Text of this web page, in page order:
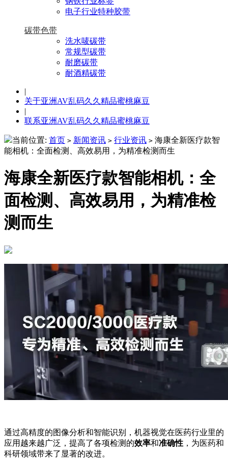
电子行业特种胶带
碳带色带
洗水唛碳带
常规型碳带
耐磨碳带
耐酒精碳带
|
关于亚洲AV乱码久久精品蜜桃麻豆
|
联系亚洲AV乱码久久精品蜜桃麻豆
当前位置: 首页 > 新闻资讯 > 行业资讯 > 海康全新医疗款智
能相机：全面检测、高效易用，为精准检测而生
海康全新医疗款智能相机：全
面检测、高效易用，为精准检
测而生
通过高精度的图像分析和智能识别，机器视觉在医药行业里的
应用越来越广泛，提高了各项检测的效率和准确性 ，为医药和
科研领域带来了显著的改进。